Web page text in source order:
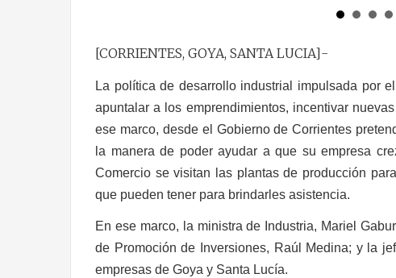
[CORRIENTES, GOYA, SANTA LUCIA]-
La política de desarrollo industrial impulsada por
apuntalar a los emprendimientos, incentivar
ese marco, desde el Gobierno de Corrientes
la manera de poder ayudar a que su empresa
Comercio se visitan las plantas de producción
que pueden tener para brindarles asistencia.
En ese marco, la ministra de Industria, Mariel
de Promoción de Inversiones, Raúl Medina; y la
empresas de Goya y Santa Lucía.